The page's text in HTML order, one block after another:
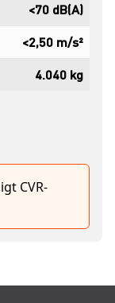
<70 dB(A)
<2,50 m/s²
4.040 kg
CVR-